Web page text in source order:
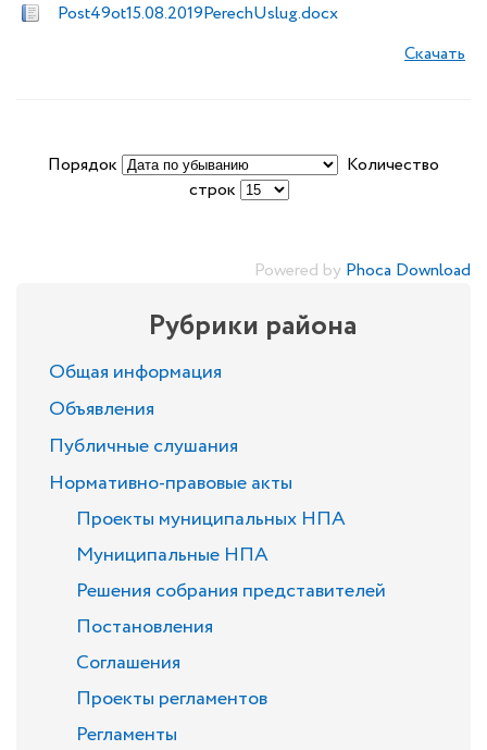
Post49ot15.08.2019PerechUslug.docx
Скачать
Порядок
Количество
строк
Powered by Phoca Download
Рубрики района
Общая информация
Объявления
Публичные слушания
Нормативно-правовые акты
Проекты муниципальных НПА
Муниципальные НПА
Решения собрания представителей
Постановления
Соглашения
Проекты регламентов
Регламенты